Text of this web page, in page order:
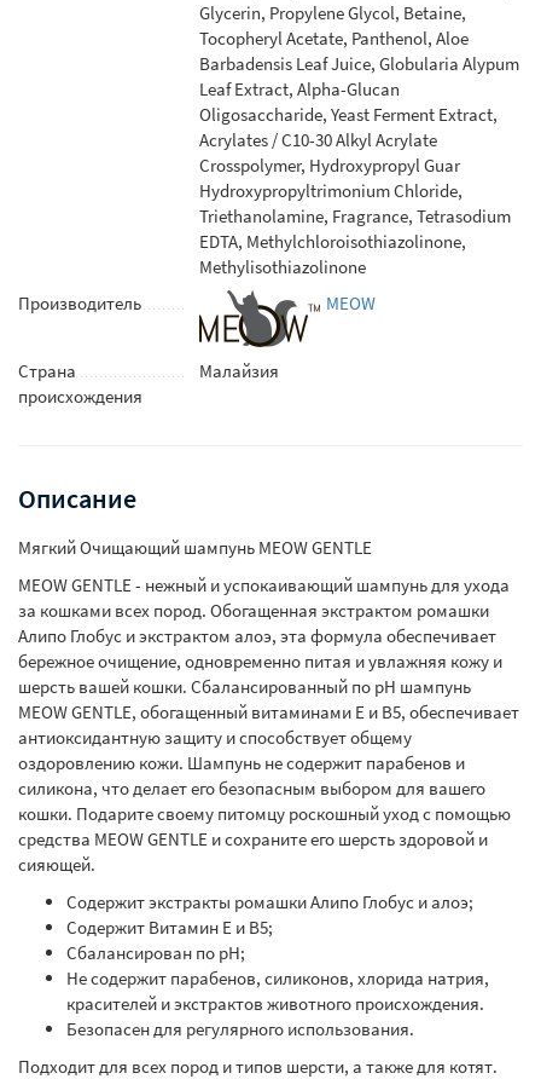
Glycerin, Propylene Glycol, Betaine,
Tocopheryl Acetate, Panthenol, Aloe
Barbadensis Leaf Juice, Globularia Alypum
Leaf Extract, Alpha-Glucan
Oligosaccharide, Yeast Ferment Extract,
Acrylates / C10-30 Alkyl Acrylate
Crosspolymer, Hydroxypropyl Guar
Hydroxypropyltrimonium Chloride,
Triethanolamine, Fragrance, Tetrasodium
EDTA, Methylchloroisothiazolinone,
Methylisothiazolinone
Производитель
MEOW
Страна
происхождения
Малайзия
Описание
Мягкий Очищающий шампунь MEOW GENTLE
MEOW GENTLE - нежный и успокаивающий шампунь для ухода
за кошками всех пород. Обогащенная экстрактом ромашки
Алипо Глобус и экстрактом алоэ, эта формула обеспечивает
бережное очищение, одновременно питая и увлажняя кожу и
шерсть вашей кошки. Сбалансированный по рН шампунь
MEOW GENTLE, обогащенный витаминами Е и В5, обеспечивает
антиоксидантную защиту и способствует общему
оздоровлению кожи. Шампунь не содержит парабенов и
силикона, что делает его безопасным выбором для вашего
кошки. Подарите своему питомцу роскошный уход с помощью
средства MEOW GENTLE и сохраните его шерсть здоровой и
сияющей.
Содержит экстракты ромашки Алипо Глобус и алоэ;
Содержит Витамин Е и В5;
Сбалансирован по рН;
Не содержит парабенов, силиконов, хлорида натрия,
красителей и экстрактов животного происхождения.
Безопасен для регулярного использования.
Подходит для всех пород и типов шерсти, а также для котят.